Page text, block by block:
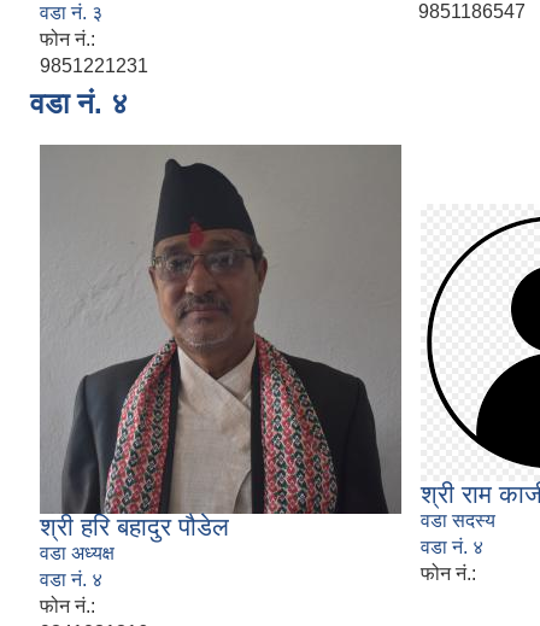
वडा नं. ३
फोन नं.:
9851221231
9851186547
वडा नं. ४
श्री हरि बहादुर पौडेल
वडा अध्यक्ष
वडा नं. ४
फोन नं.:
श्री राम
वडा सदस्य
वडा नं. ४
फोन नं.: